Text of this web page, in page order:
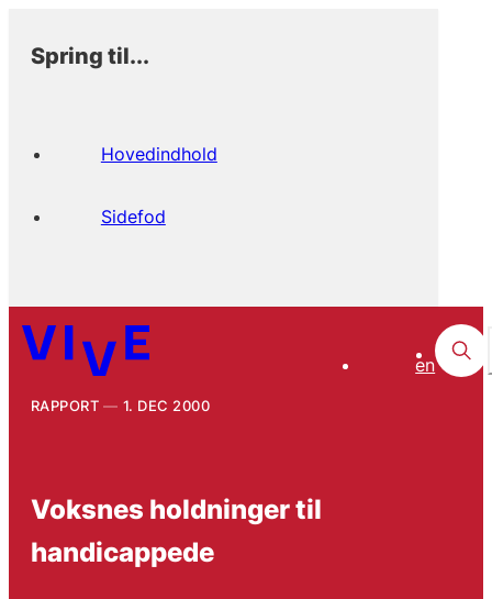
Spring til...
Hovedindhold
Sidefod
en
RAPPORT 1. DEC 2000
Voksnes holdninger til
handicappede